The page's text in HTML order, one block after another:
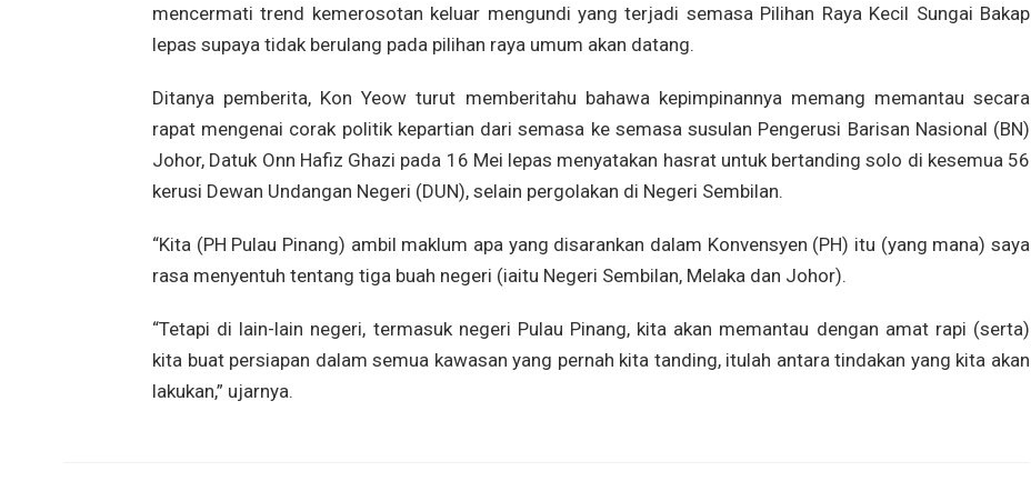
mencermati trend kemerosotan keluar mengundi yang terjadi semasa Pilihan Raya Kecil Sungai Bakap
lepas supaya tidak berulang pada pilihan raya umum akan datang.
Ditanya pemberita, Kon Yeow turut memberitahu bahawa kepimpinannya memang memantau secara
rapat mengenai corak politik kepartian dari semasa ke semasa susulan Pengerusi Barisan Nasional (BN)
Johor, Datuk Onn Hafiz Ghazi pada 16 Mei lepas menyatakan hasrat untuk bertanding solo di kesemua 56
kerusi Dewan Undangan Negeri (DUN), selain pergolakan di Negeri Sembilan.
“Kita (PH Pulau Pinang) ambil maklum apa yang disarankan dalam Konvensyen (PH) itu (yang mana) saya
rasa menyentuh tentang tiga buah negeri (iaitu Negeri Sembilan, Melaka dan Johor).
“Tetapi di lain-lain negeri, termasuk negeri Pulau Pinang, kita akan memantau dengan amat rapi (serta)
kita buat persiapan dalam semua kawasan yang pernah kita tanding, itulah antara tindakan yang kita akan
lakukan,” ujarnya.